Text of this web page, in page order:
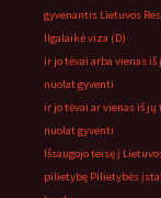
gyvenantis Lietuvos
Ilgalaikė viza (D)
ir jo tėvai arba vienas
nuolat gyventi
ir jo tėvai ar vienas iš
nuolat gyventi
Išsaugojo teisę į
pilietybę Pilietybės